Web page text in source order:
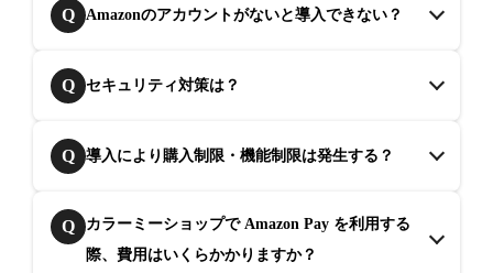
Q Amazonのアカウントがないと導入できない？
Q セキュリティ対策は？
Q 導入により購入制限・機能制限は発生する？
Q
カラーミーショップで Amazon Pay を利用する
際、費用はいくらかかりますか？